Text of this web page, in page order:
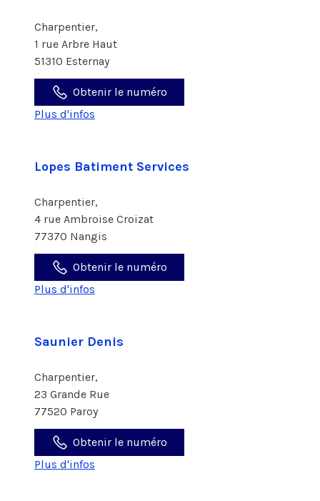
Charpentier,
1 rue Arbre Haut
51310 Esternay
Obtenir le numéro
Plus d'infos
Lopes Batiment Services
Charpentier,
4 rue Ambroise Croizat
77370 Nangis
Obtenir le numéro
Plus d'infos
Saunier Denis
Charpentier,
23 Grande Rue
77520 Paroy
Obtenir le numéro
Plus d'infos